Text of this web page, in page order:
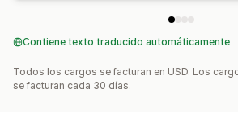
Contiene texto traducido automáticamente
Todos los cargos se facturan en USD. Los
se facturan cada 30 días.